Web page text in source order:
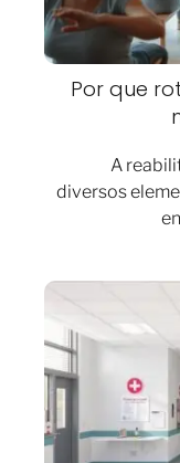
Por que
A
diversos